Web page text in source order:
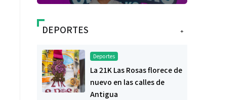
+
DEPORTES
Deportes
La 21K Las Rosas florece de
nuevo en las calles de
Antigua